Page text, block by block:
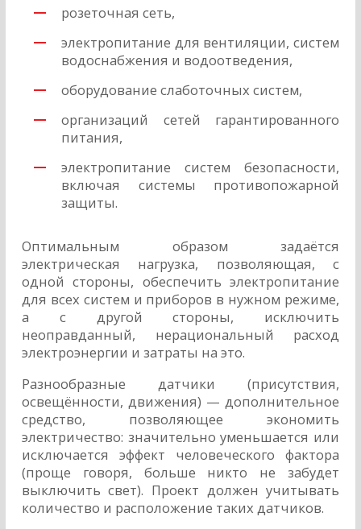
розеточная сеть,
электропитание для вентиляции, систем
водоснабжения и водоотведения,
оборудование слаботочных систем,
организаций сетей гарантированного
питания,
электропитание систем безопасности,
включая системы противопожарной
защиты.
Оптимальным образом задаётся
электрическая нагрузка, позволяющая, с
одной стороны, обеспечить электропитание
для всех систем и приборов в нужном режиме,
а с другой стороны, исключить
неоправданный, нерациональный расход
электроэнергии и затраты на это.
Разнообразные датчики (присутствия,
освещённости, движения) — дополнительное
средство, позволяющее экономить
электричество: значительно уменьшается или
исключается эффект человеческого фактора
(проще говоря, больше никто не забудет
выключить свет). Проект должен учитывать
количество и расположение таких датчиков.